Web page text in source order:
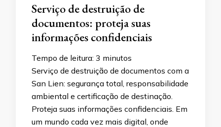
Serviço de destruição de
documentos: proteja suas
informações confidenciais
Tempo de leitura: 3 minutos
Serviço de destruição de documentos com a
San Lien: segurança total, responsabilidade
ambiental e certificação de destinação.
Proteja suas informações confidenciais. Em
um mundo cada vez mais digital, onde